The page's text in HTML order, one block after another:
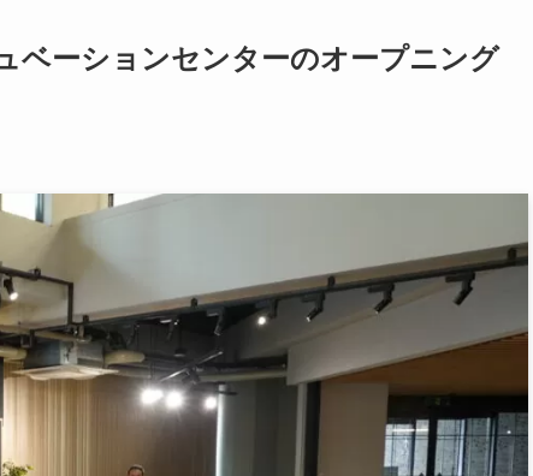
ベーションセンターのオープニング